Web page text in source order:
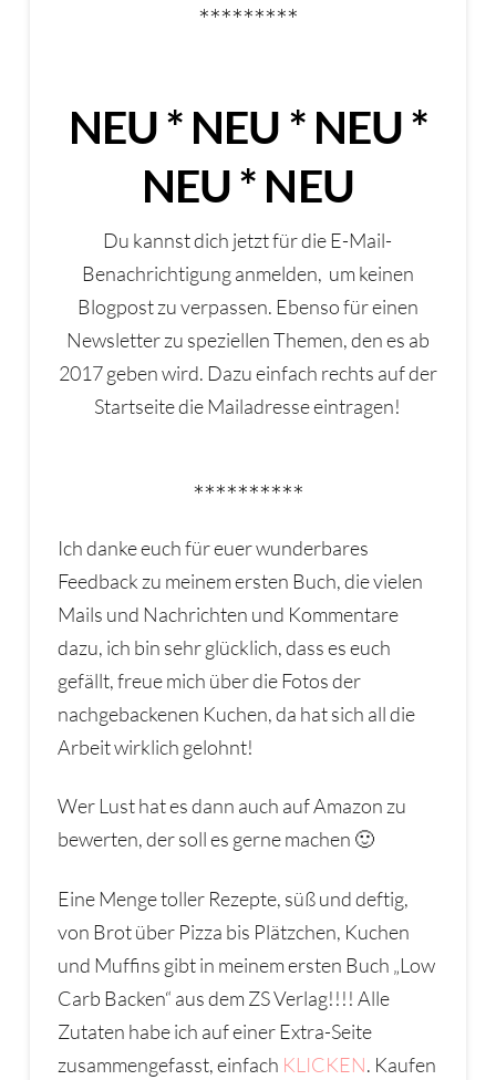
*********
NEU * NEU * NEU *
NEU * NEU
Du kannst dich jetzt für die E-Mail-
Benachrichtigung anmelden, um keinen
Blogpost zu verpassen. Ebenso für einen
Newsletter zu speziellen Themen, den es ab
2017 geben wird. Dazu einfach rechts auf der
Startseite die Mailadresse eintragen!
**********
Ich danke euch für euer wunderbares
Feedback zu meinem ersten Buch, die vielen
Mails und Nachrichten und Kommentare
dazu, ich bin sehr glücklich, dass es euch
gefällt, freue mich über die Fotos der
nachgebackenen Kuchen, da hat sich all die
Arbeit wirklich gelohnt!
Wer Lust hat es dann auch auf Amazon zu
bewerten, der soll es gerne machen 🙂
Eine Menge toller Rezepte, süß und deftig,
von Brot über Pizza bis Plätzchen, Kuchen
und Muffins gibt in meinem ersten Buch „Low
Carb Backen“ aus dem ZS Verlag!!!! Alle
Zutaten habe ich auf einer Extra-Seite
zusammengefasst, einfach KLICKEN. Kaufen